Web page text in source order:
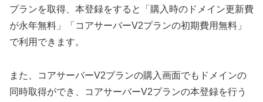
プランを取得、本登録をすると「購入時のドメイン更新費
が永年無料」「コアサーバーV2プランの初期費用無料」
で利用できます。
また、コアサーバーV2プランの購入画面でもドメインの
同時取得ができ、コアサーバーV2プランの本登録を行う